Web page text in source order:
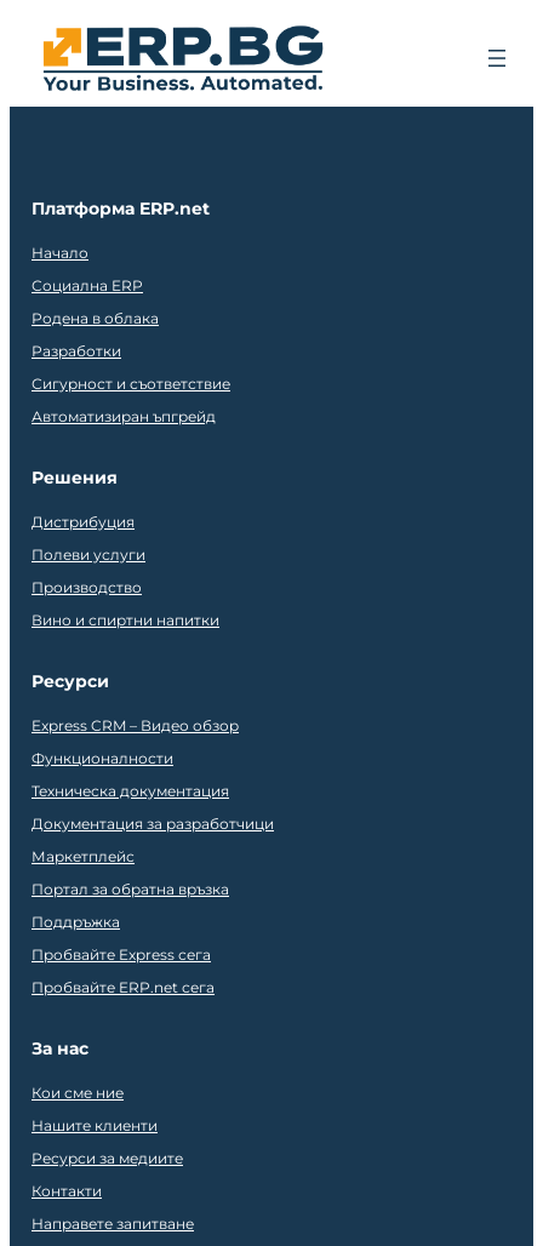
Платформа ERP.net
Начало
Социална ERP
Родена в облака
Разработки
Сигурност и съответствие
Автоматизиран ъпгрейд
Решения
Дистрибуция
Полеви услуги
Производство
Вино и спиртни напитки
Ресурси
Express CRM – Видео обзор
Функционалности
Техническа документация
Документация за разработчици
Маркетплейс
Портал за обратна връзка
Поддръжка
Пробвайте Express сега
Пробвайте ERP.net сега
За нас
Кои сме ние
Нашите клиенти
Ресурси за медиите
Контакти
Направете запитване